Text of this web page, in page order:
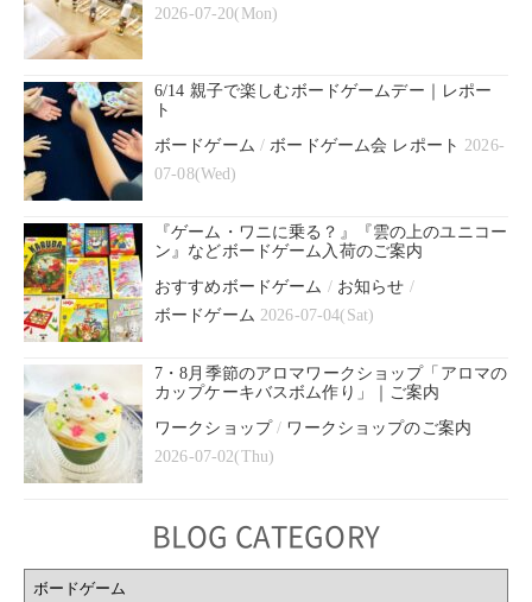
2026-07-20(Mon)
6/14 親子で楽しむボードゲームデー｜レポー
ト
ボードゲーム /ボードゲーム会 レポート 2026-
07-08(Wed)
『ゲーム・ワニに乗る？』『雲の上のユニコー
ン』などボードゲーム入荷のご案内
おすすめボードゲーム / お知らせ /
ボードゲーム 2026-07-04(Sat)
7・8月季節のアロマワークショップ「アロマの
カップケーキバスボム作り」｜ご案内
ワークショップ/ ワークショップのご案内
2026-07-02(Thu)
BLOG CATEGORY
BLOG